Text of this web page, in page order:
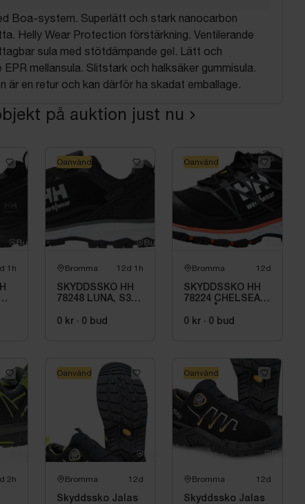
Boa-system. Superlätt och stark nanocarbon
Helly Wear Protection förstärkning. Ventilerande
sula med stötdämpande gel. Lätt och
mellansula. Slitstark och halksäker gummisula.
är en retur och kan därför ha skadat emballage.
på auktion just nu
1h Bromma 12d 1h
SKYDDSSKO HH
78248 LUNA, S3
STL. 38
0 kr · 0 bud
Oanvänd
Bromma 12d
SKYDDSSKO HH
78224 CHELSEA,
SVART/ORANGE
0 kr · 0 bud
Oanvänd
2h Bromma 12d
Skyddssko Jalas
Oanvänd
Bromma 12d
Skyddssko Jalas
Oanvänd